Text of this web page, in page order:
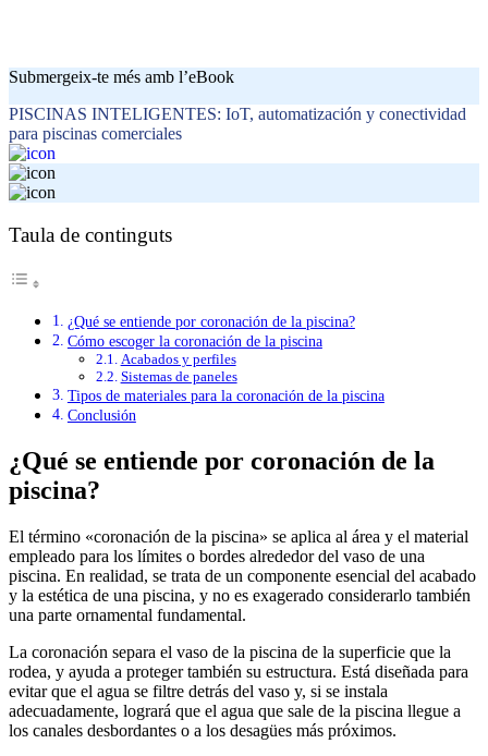
Submergeix-te més amb l’eBook
PISCINAS INTELIGENTES: IoT, automatización y conectividad
para piscinas comerciales
Taula de continguts
¿Qué se entiende por coronación de la piscina?
Cómo escoger la coronación de la piscina
Acabados y perfiles
Sistemas de paneles
Tipos de materiales para la coronación de la piscina
Conclusión
¿Qué se entiende por coronación de la
piscina?
El término «coronación de la piscina» se aplica al área y el material
empleado para los límites o bordes alrededor del vaso de una
piscina. En realidad, se trata de un componente esencial del acabado
y la estética de una piscina, y no es exagerado considerarlo también
una parte ornamental fundamental.
La coronación separa el vaso de la piscina de la superficie que la
rodea, y ayuda a proteger también su estructura. Está diseñada para
evitar que el agua se filtre detrás del vaso y, si se instala
adecuadamente, logrará que el agua que sale de la piscina llegue a
los canales desbordantes o a los desagües más próximos.